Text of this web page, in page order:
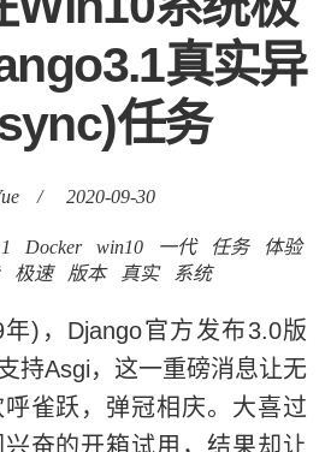
真实异
任务
/ 2020-09-30
Docker win10 一代 任务
体验
极速 版本 真实 系统
)，Django官方发布3.0版
持Asgi，这一重磅消息让无
雀跃，弹冠相庆。大喜过
奋的开箱试用，结果却让